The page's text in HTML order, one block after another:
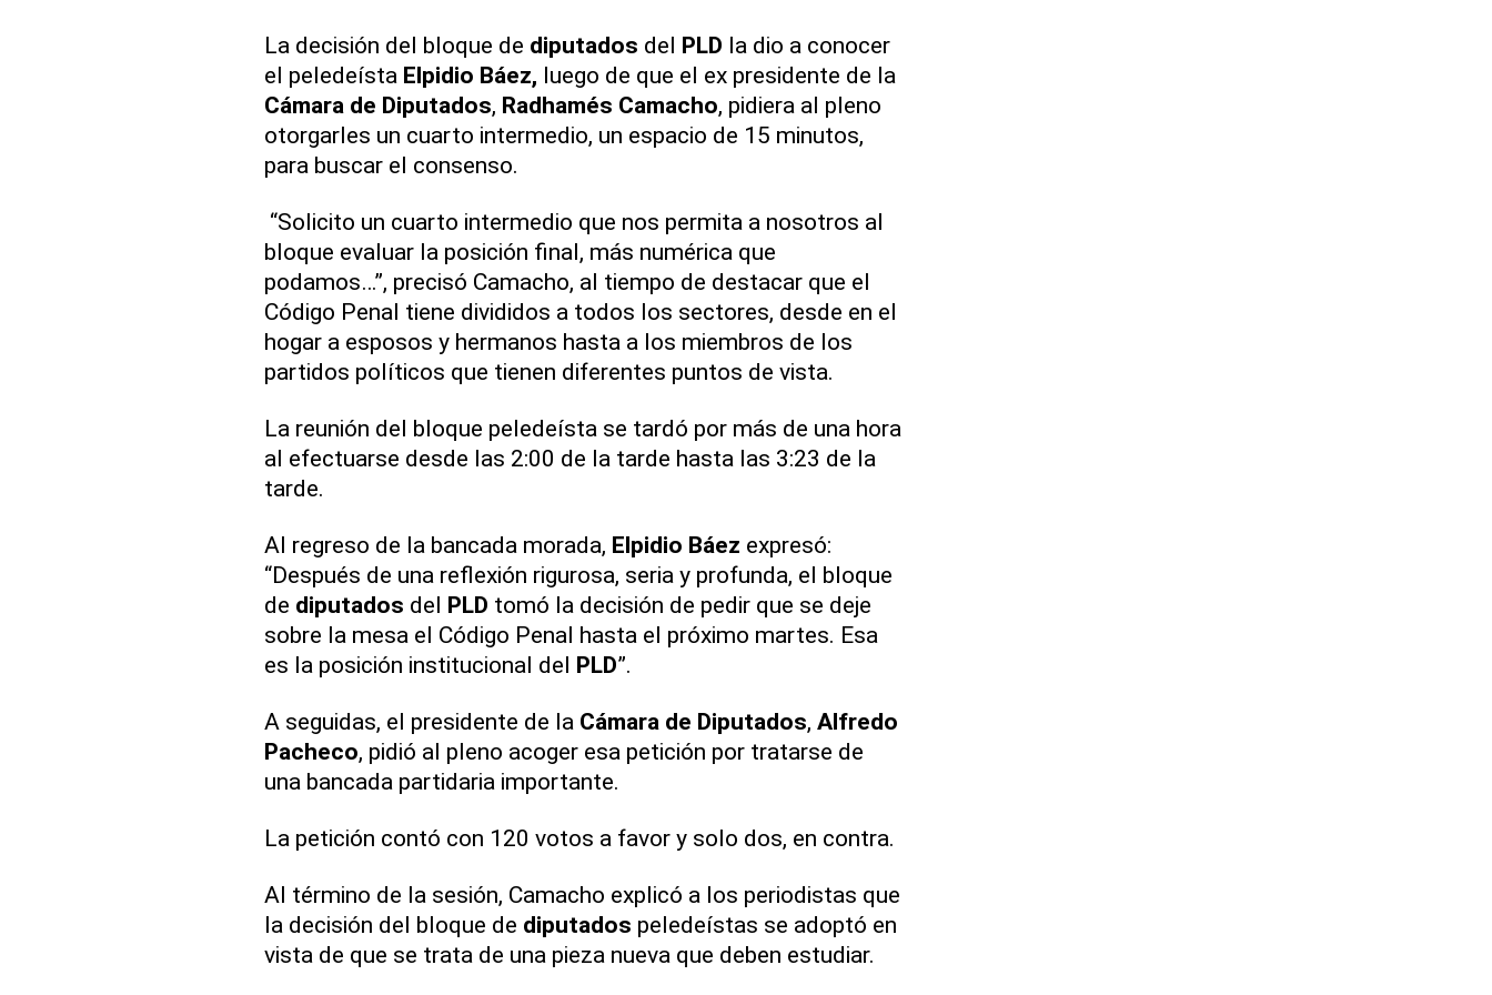
La decisión del bloque de diputados del PLD la dio a conocer
el peledeísta Elpidio Báez, luego de que el ex presidente de la
Cámara de Diputados, Radhamés Camacho, pidiera al pleno
otorgarles un cuarto intermedio, un espacio de 15 minutos,
para buscar el consenso.
“Solicito un cuarto intermedio que nos permita a nosotros al
bloque evaluar la posición final, más numérica que
podamos…”, precisó Camacho, al tiempo de destacar que el
Código Penal tiene divididos a todos los sectores, desde en el
hogar a esposos y hermanos hasta a los miembros de los
partidos políticos que tienen diferentes puntos de vista.
La reunión del bloque peledeísta se tardó por más de una hora
al efectuarse desde las 2:00 de la tarde hasta las 3:23 de la
tarde.
Al regreso de la bancada morada, Elpidio Báez expresó:
“Después de una reflexión rigurosa, seria y profunda, el bloque
de diputados del PLD tomó la decisión de pedir que se deje
sobre la mesa el Código Penal hasta el próximo martes. Esa
es la posición institucional del PLD”.
A seguidas, el presidente de la Cámara de Diputados, Alfredo
Pacheco, pidió al pleno acoger esa petición por tratarse de
una bancada partidaria importante.
La petición contó con 120 votos a favor y solo dos, en contra.
Al término de la sesión, Camacho explicó a los periodistas que
la decisión del bloque de diputados peledeístas se adoptó en
vista de que se trata de una pieza nueva que deben estudiar.